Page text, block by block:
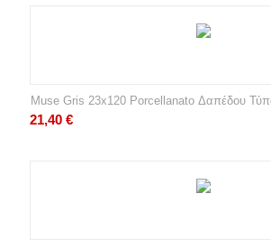
Muse Gris 23x120 Porcellanato Δαπέδου
21,40 €